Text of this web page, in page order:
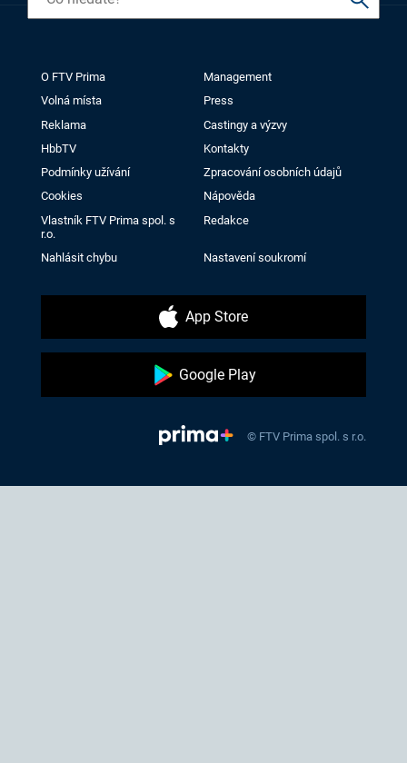
O FTV Prima
Management
Volná místa
Press
Reklama
Castingy a výzvy
HbbTV
Kontakty
Podmínky užívání
Zpracování osobních údajů
Cookies
Nápověda
Vlastník FTV Prima spol. s
r.o.
Redakce
Nahlásit chybu Nastavení soukromí
App Store
Google Play
© FTV Prima spol. s r.o.